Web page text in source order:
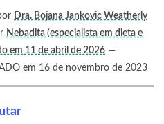
Dra. Bojana Jankovic Weatherly
Nebadita (especialista em dieta e
em 11 de abril de 2026 —
em 16 de novembro de 2023